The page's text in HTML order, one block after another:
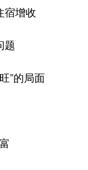
宿增收
题
”的局面